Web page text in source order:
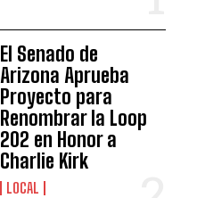
El Senado de
Arizona Aprueba
Proyecto para
Renombrar la Loop
202 en Honor a
Charlie Kirk
LOCAL